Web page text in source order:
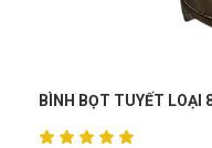
BÌNH BỌT
ERCC-F03
DÙNG CÔNG NGHIỆP
phẩm
MỎ LẾT RĂNG